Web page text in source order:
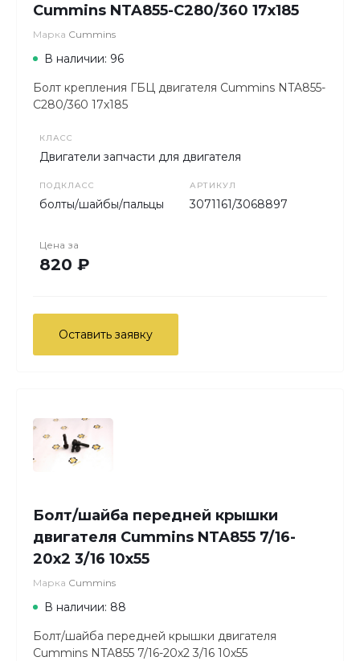
Cummins NTA855-C280/360 17х185
Марка Cummins
В наличии: 96
Болт крепления ГБЦ двигателя Cummins NTA855-
C280/360 17х185
КЛАСС
Двигатели запчасти для двигателя
ПОДКЛАСС
болты/шайбы/пальцы
АРТИКУЛ
3071161/3068897
Цена за
820 ₽
Оставить заявку
Болт/шайба передней крышки
двигателя Cummins NTA855 7/16-
20x2 3/16 10х55
Марка Cummins
В наличии: 88
Болт/шайба передней крышки двигателя
Cummins NTA855 7/16-20x2 3/16 10х55